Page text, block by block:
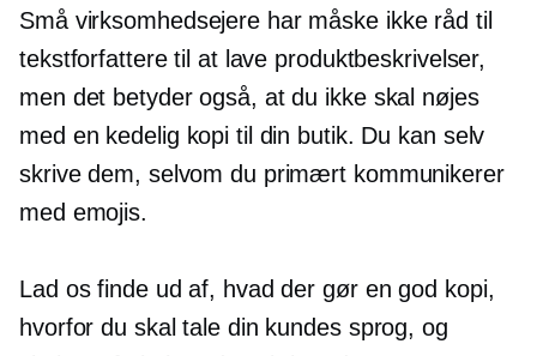
Små virksomhedsejere har måske ikke råd til
tekstforfattere til at lave produktbeskrivelser,
men det betyder også, at du ikke skal nøjes
med en kedelig kopi til din butik. Du kan selv
skrive dem, selvom du primært kommunikerer
med emojis.
Lad os finde ud af, hvad der gør en god kopi,
hvorfor du skal tale din kundes sprog, og